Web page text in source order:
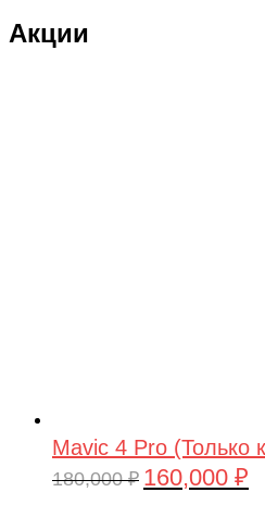
Акции
Mavic 4 Pro (Только
180,000₽ 160,000 ₽